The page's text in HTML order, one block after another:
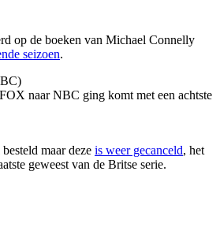
op de boeken van Michael Connelly
seizoen.
naar NBC ging komt met een achtste
maar deze is weer gecanceld, het
geweest van de Britse serie.